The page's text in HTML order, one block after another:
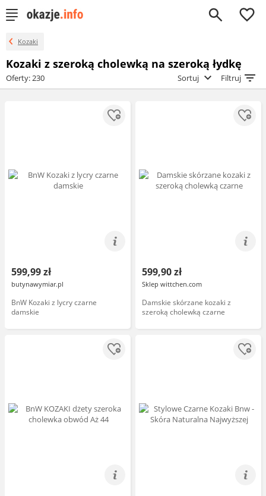
0
Kozaki
Kozaki z szeroką cholewką na szeroką łydkę
Oferty: 230 Sortuj Filtruj
599,99 zł
butynawymiar.pl
BnW Kozaki z lycry czarne
damskie
599,90 zł
Sklep wittchen.com
Damskie skórzane kozaki z
szeroką cholewką czarne